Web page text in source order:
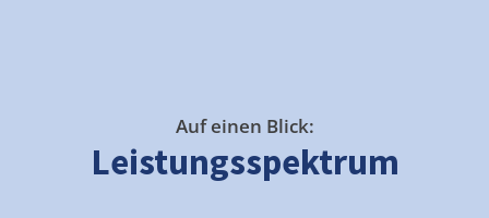
Auf einen Blick:
Leistungsspektrum